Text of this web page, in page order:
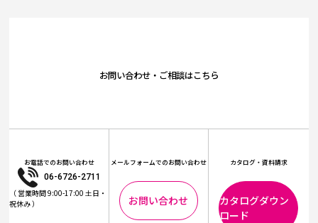
お問い合わせ・ご相談はこちら
お電話でのお問い合わせ
06-6726-2711
（ 営業時間 9:00-17:00 土日・
祝休み ）
メールフォームでのお問い合わせ
お問い合わせ
カタログ・資料請求
カタログダウン
ロード